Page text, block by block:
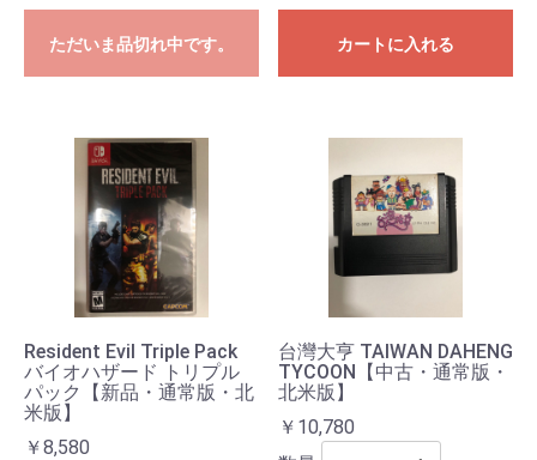
ただいま品切れ中です。 カートに入れる
Resident Evil Triple Pack
バイオハザード トリプル
パック【新品・通常版・北
米版】
￥8,580
台灣大亨 TAIWAN DAHENG
TYCOON【中古・通常版・
北米版】
￥10,780